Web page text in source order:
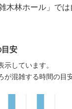
木林ホール」で
安
しています。
混雑する時間の目安